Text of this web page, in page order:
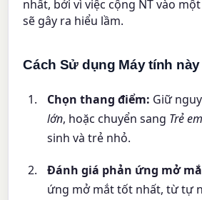
nhất, bởi vì việc cộng NT vào
sẽ gây ra hiểu lầm.
Cách Sử dụng Máy tính này
Chọn thang điểm: Giữ
lớn, hoặc chuyển sang Trẻ em
sinh và trẻ nhỏ.
Đánh giá phản ứng mở
ứng mở mắt tốt nhất, từ tự